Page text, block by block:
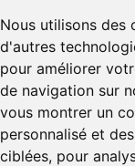
Nous utilisons des
d'autres
pour améliorer
de navigation sur
vous montrer un
personnalisé et
ciblées, pour
sécurisé
Retrait
Retrait